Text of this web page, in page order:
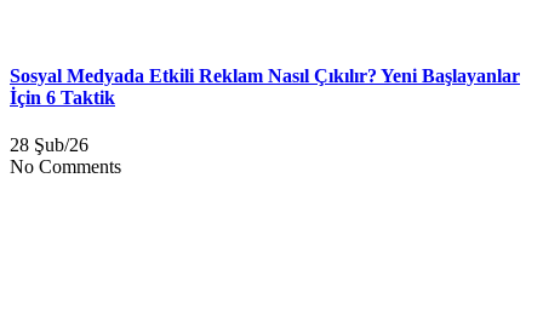
Sosyal Medyada Etkili Reklam Nasıl Çıkılır? Yeni Başlayanlar
İçin 6 Taktik
28 Şub/26
No Comments